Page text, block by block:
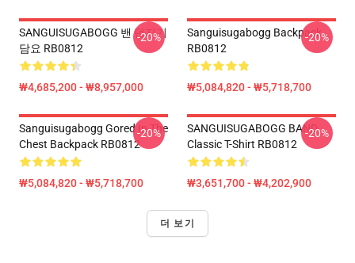
SANGUISUGABOGG 밴 던지기
담요 RB0812
₩4,685,200 - ₩8,957,000
-20%
Sanguisugabogg Backpack
RB0812
₩5,084,820 - ₩5,718,700
-20%
Sanguisugabogg Gored In The
Chest Backpack RB0812
₩5,084,820 - ₩5,718,700
-20%
SANGUISUGABOGG BAND
Classic T-Shirt RB0812
₩3,651,700 - ₩4,202,900
-20%
더 보기